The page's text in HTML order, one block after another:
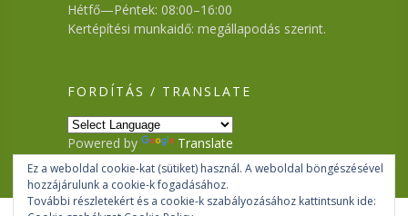
Hétfő—Péntek: 08:00–16:00
Kertépítési munkaidő: megállapodás szerint.
FORDÍTÁS / TRANSLATE
Powered by Translate
Ez a weboldal cookie-kat (sütiket) használ. A weboldal böngészésével
hozzájárulunk a cookie-k fogadásához.
További részletekért és a cookie-k szabályozásához kattintsunk ide: